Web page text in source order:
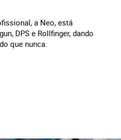
a Neo, está
DPS e Rollfinger, dando
que nunca.